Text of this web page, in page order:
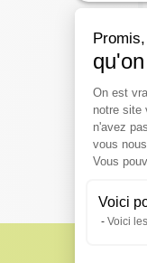
On est
notre site
n'avez
vous
Vous
Voici
Voici